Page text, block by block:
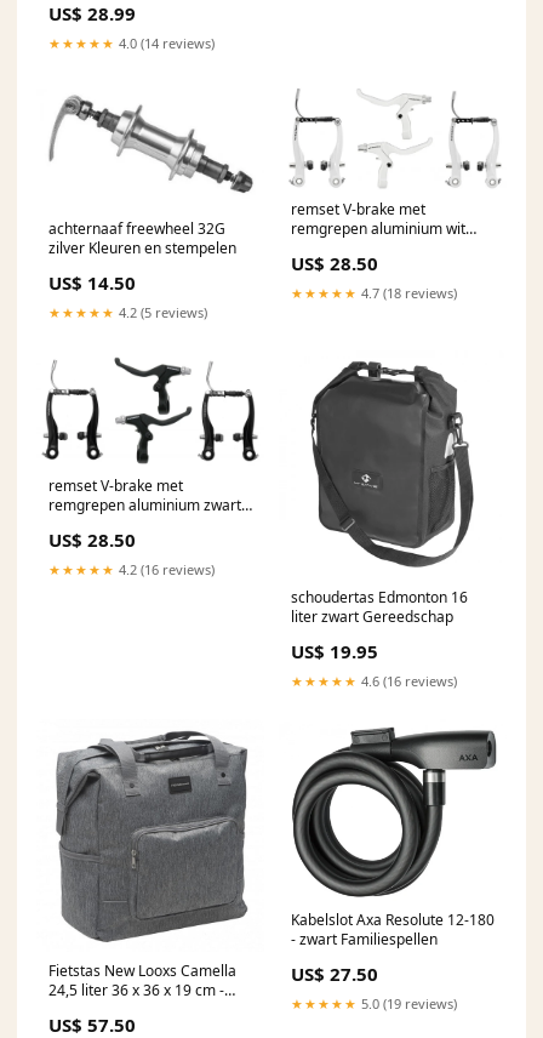
US$ 28.99
★★★★★ 4.0 (14 reviews)
achternaaf freewheel 32G
zilver Kleuren en stempelen
US$ 14.50
★★★★★ 4.2 (5 reviews)
remset V-brake met
remgrepen aluminium wit
US$ 28.50
★★★★★ 4.7 (18 reviews)
remset V-brake met
remgrepen aluminium zwart
US$ 28.50
★★★★★ 4.2 (16 reviews)
schoudertas Edmonton 16
liter zwart Gereedschap
US$ 19.95
★★★★★ 4.6 (16 reviews)
Fietstas New Looxs Camella
24,5 liter 36 x 36 x 19 cm -
US$ 57.50
Kabelslot Axa Resolute 12-180
- zwart Familiespellen
US$ 27.50
★★★★★ 5.0 (19 reviews)